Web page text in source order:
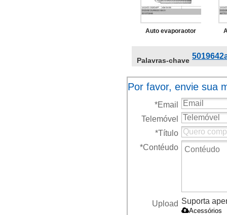
Auto evaporaotor
98 - 01
Palavras-chave
Por favor, envie sua
*Email
Telemóvel
*Título
*Contéudo
Upload Suporta
Acessórios